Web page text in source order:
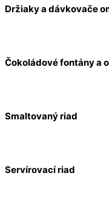
Držiaky a dávkovače
Čokoládové fontány a
Smaltovaný riad
Servírovací riad